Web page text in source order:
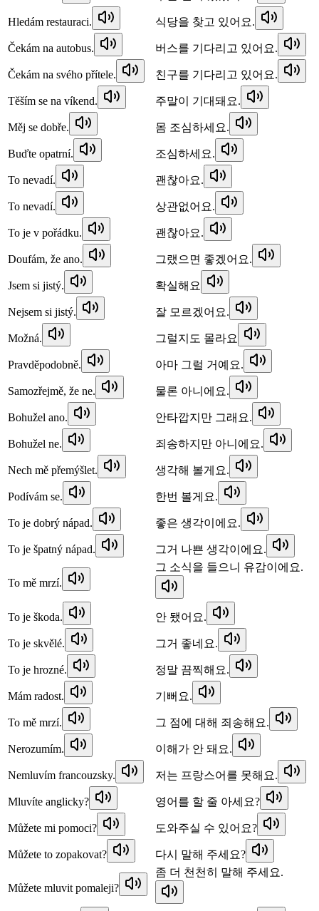
Hledám restauraci. 식당을 찾고 있어요.
Čekám na autobus. 버스를 기다리고 있어요.
Čekám na svého přítele. 친구를 기다리고 있어요.
Těším se na víkend. 주말이 기대돼요.
Měj se dobře. 몸 조심하세요.
Buďte opatrní. 조심하세요.
To nevadí. 괜찮아요.
To nevadí. 상관없어요.
To je v pořádku. 괜찮아요.
Doufám, že ano. 그랬으면 좋겠어요.
Jsem si jistý. 확실해요
Nejsem si jistý. 잘 모르겠어요.
Možná. 그럴지도 몰라요
Pravděpodobně. 아마 그럴 거예요.
Samozřejmě, že ne. 물론 아니에요.
Bohužel ano. 안타깝지만 그래요.
Bohužel ne. 죄송하지만 아니에요.
Nech mě přemýšlet. 생각해 볼게요.
Podívám se. 한번 볼게요.
To je dobrý nápad. 좋은 생각이에요.
To je špatný nápad. 그거 나쁜 생각이에요.
To mě mrzí.
그 소식을 들으니 유감이에요.
To je škoda. 안 됐어요.
To je skvělé. 그거 좋네요.
To je hrozné. 정말 끔찍해요.
Mám radost. 기뻐요.
To mě mrzí. 그 점에 대해 죄송해요.
Nerozumím. 이해가 안 돼요.
Nemluvím francouzsky. 저는 프랑스어를 못해요.
Mluvíte anglicky? 영어를 할 줄 아세요?
Můžete mi pomoci? 도와주실 수 있어요?
Můžete to zopakovat? 다시 말해 주세요?
Můžete mluvit pomaleji?
좀 더 천천히 말해 주세요.